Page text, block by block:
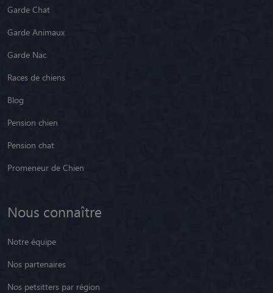
Garde Chat
Garde Animaux
Garde Nac
Races de chiens
Blog
Pension chien
Pension chat
Promeneur de Chien
Nous connaître
Notre équipe
Nos partenaires
Nos petsitters par région